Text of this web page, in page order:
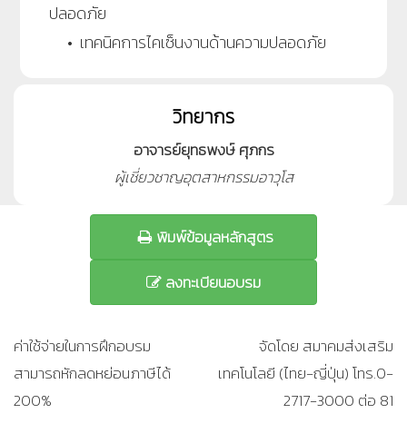
ปลอดภัย
• เทคนิคการไคเซ็นงานด้านความปลอดภัย
วิทยากร
อาจารย์ยุทธพงษ์ ศุภกร
ผู้เชี่ยวชาญอุตสาหกรรมอาวุโส
พิมพ์ข้อมูลหลักสูตร
ลงทะเบียนอบรม
ค่าใช้จ่ายในการฝึกอบรม
สามารถหักลดหย่อนภาษีได้
200%
จัดโดย สมาคมส่งเสริม
เทคโนโลยี (ไทย-ญี่ปุ่น) โทร.0-
2717-3000 ต่อ 81